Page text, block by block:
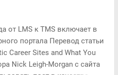
Александра на выставке
2013 - 5 простых
внедрить СДО - более 300
Восклицательные знаки
от LMS к TMS включает в
портала Перевод статьи
Career Sites and What You
Nick Leigh-Morgan с сайта